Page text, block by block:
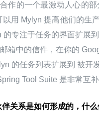
作的一个最激动人心的
以用 Mylyn 提高他们的生
的专注于任务的界面扩展
箱中的信件，在你的
的任务列表扩展到 被开
Tool Suite 是非常互补
关系是如何形成的，什